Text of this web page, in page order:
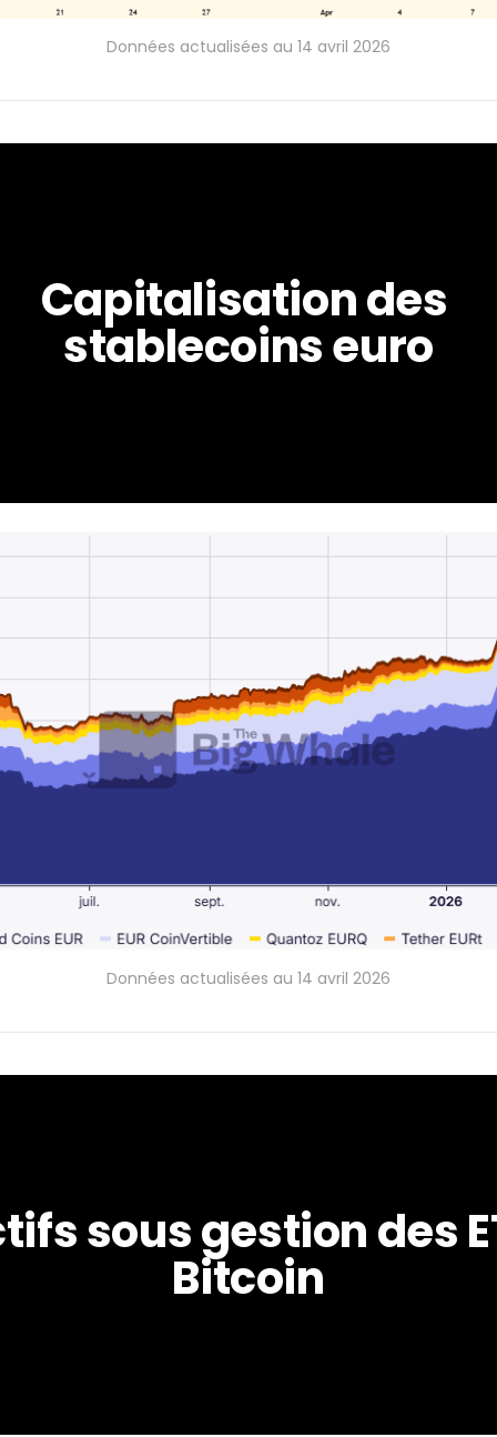
Données actualisées au 14 avril 2026
Capitalisation des
stablecoins euro
Données actualisées au 14 avril 2026
sous gestion des
Bitcoin